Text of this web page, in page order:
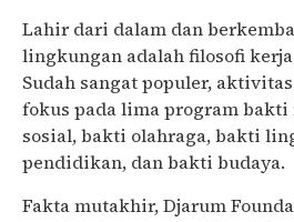
Lahir dari dalam dan
lingkungan adalah filosofi
Sudah sangat populer,
fokus pada lima program
sosial, bakti olahraga, bakti
pendidikan, dan bakti budaya.
Fakta mutakhir, Djarum